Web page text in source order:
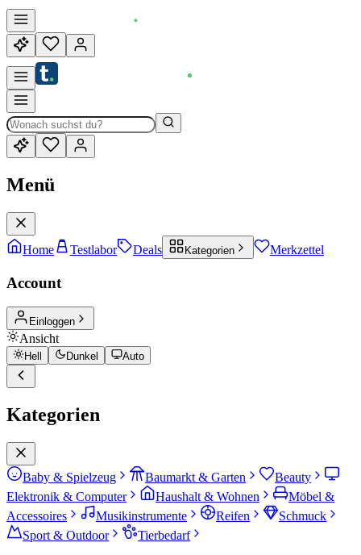
Menü
Home Testlabor Deals Kategorien Merkzettel
Account
Einloggen
Ansicht
Hell Dunkel Auto
Kategorien
Baby & Spielzeug Baumarkt & Garten
Beauty
Elektronik & Computer
Haushalt & Wohnen
Möbel &
Accessoires
Musikinstrumente Reifen
Schmuck
Sport & Outdoor
Tierbedarf